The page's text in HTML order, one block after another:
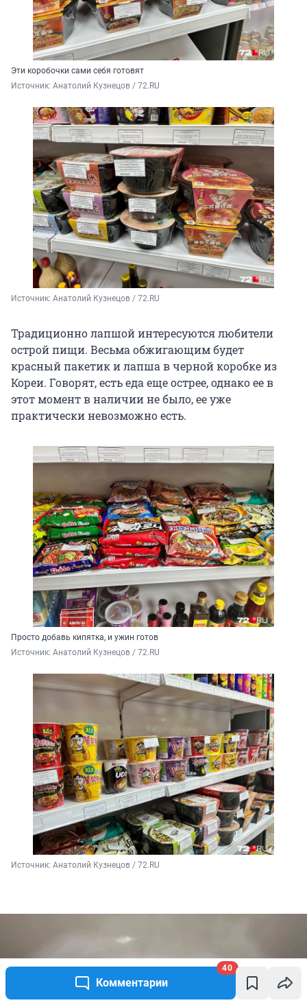
Комментарии
40
Эти коробочки сами себя готовят
Источник: Анатолий Кузнецов / 72.RU
Источник: Анатолий Кузнецов / 72.RU
Традиционно лапшой интересуются любители
острой пищи. Весьма обжигающим будет
красный пакетик и лапша в черной коробке из
Кореи. Говорят, есть еда еще острее, однако ее в
этот момент в наличии не было, ее уже
практически невозможно есть.
Просто добавь кипятка, и ужин готов
Источник: Анатолий Кузнецов / 72.RU
Источник: Анатолий Кузнецов / 72.RU